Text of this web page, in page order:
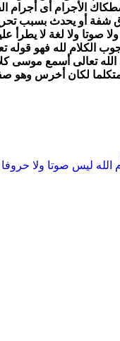
الأجرام أى أجرام
شفة أو يحدث بسبب
صوتا ولا لغة لا يطرأ
وجوب الكلام لله فهو
تعالى أسمع موسى
متكلما لكان أخرس وهو